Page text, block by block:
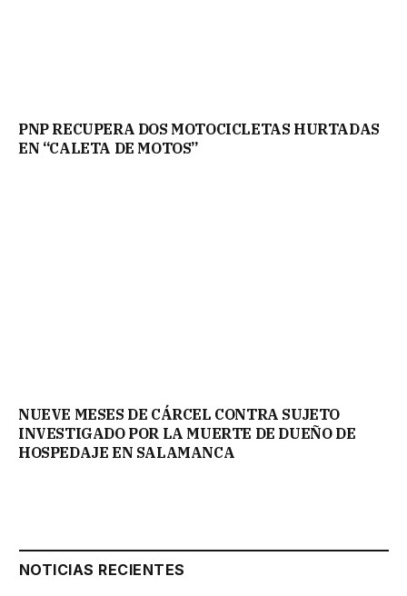
PNP RECUPERA DOS MOTOCICLETAS HURTADAS
EN “CALETA DE MOTOS”
NUEVE MESES DE CÁRCEL CONTRA SUJETO
INVESTIGADO POR LA MUERTE DE DUEÑO DE
HOSPEDAJE EN SALAMANCA
NOTICIAS RECIENTES